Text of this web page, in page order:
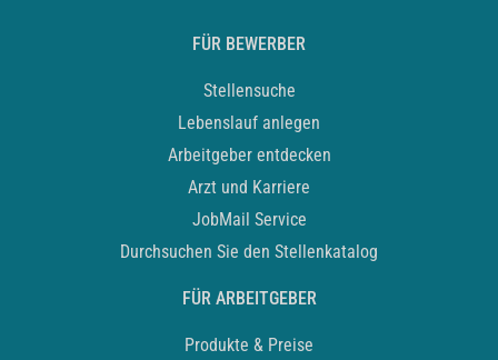
FÜR BEWERBER
Stellensuche
Lebenslauf anlegen
Arbeitgeber entdecken
Arzt und Karriere
JobMail Service
Durchsuchen Sie den Stellenkatalog
FÜR ARBEITGEBER
Produkte & Preise